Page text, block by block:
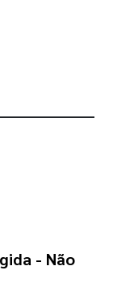
gabaritos
- Não